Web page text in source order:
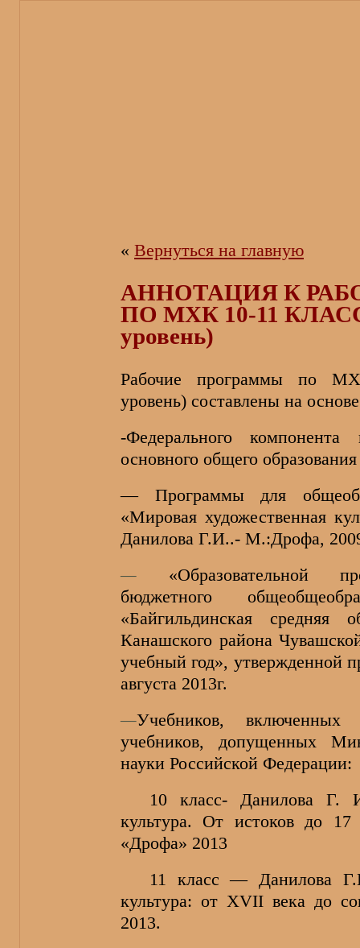
« Вернуться на главную
АННОТАЦИЯ К
ПО МХК 10-11
уровень)
Рабочие программы по
уровень) составлены на
-Федерального компонента
основного общего
— Программы для
«Мировая художественная
Данилова Г.И..- М.:Дрофа,
—
«Образовательной
бюджетного
«Байгильдинская средняя
Канашского района
учебный год», утвержденной
августа 2013г.
—Учебников,
учебников, допущенных
науки Российской Федерации:
10 класс- Данилова Г.
культура. От истоков до
«Дрофа» 2013
11 класс — Данилова
культура: от XVII века до
2013.